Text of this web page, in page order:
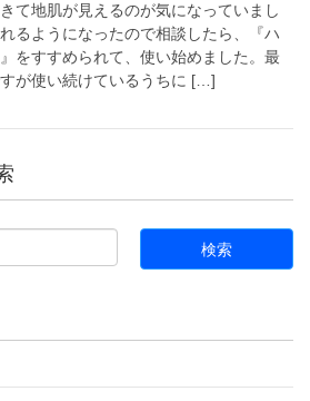
て地肌が見えるのが気になっていまし
るようになったので相談したら、『ハ
をすすめられて、使い始めました。最
が使い続けているうちに […]